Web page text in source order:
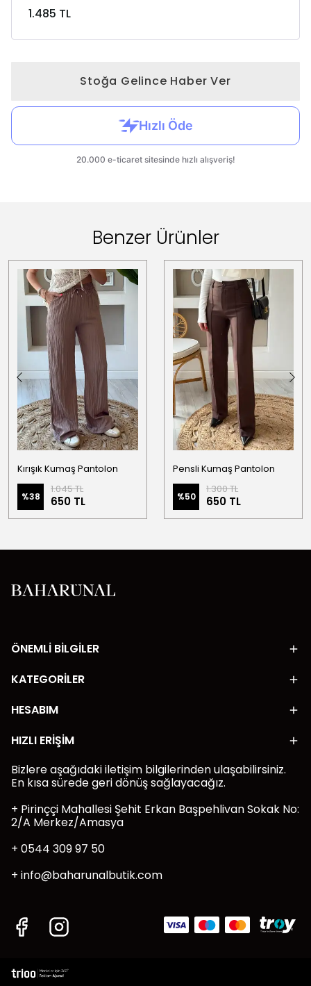
1.485 TL
Stoğa Gelince Haber Ver
Benzer Ürünler
Kırışık Kumaş Pantolon
%38
1.045 TL
650 TL
Pensli Kumaş Pantolon
%50
1.300 TL
650 TL
ÖNEMLİ BİLGİLER
KATEGORİLER
HESABIM
HIZLI ERİŞİM
Bizlere aşağıdaki iletişim bilgilerinden ulaşabilirsiniz.
En kısa sürede geri dönüş sağlayacağız.
+ Pirinççi Mahallesi Şehit Erkan Başpehlivan Sokak No:
2/A Merkez/Amasya
+ 0544 309 97 50
+ info@baharunalbutik.com